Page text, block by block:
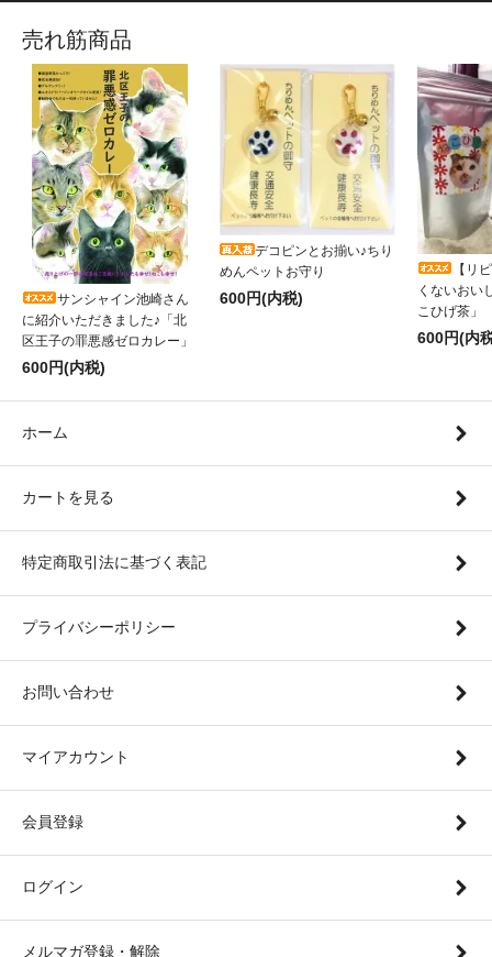
売れ筋商品
サンシャイン池崎さん
に紹介いただきました♪「北
区王子の罪悪感ゼロカレー」
600円(内税)
デコピンとお揃い♪ちり
めんペットお守り
600円(内税)
【リ
くないおい
こひげ茶」
600円(内
ホーム
カートを見る
特定商取引法に基づく表記
プライバシーポリシー
お問い合わせ
マイアカウント
会員登録
ログイン
メルマガ登録・解除